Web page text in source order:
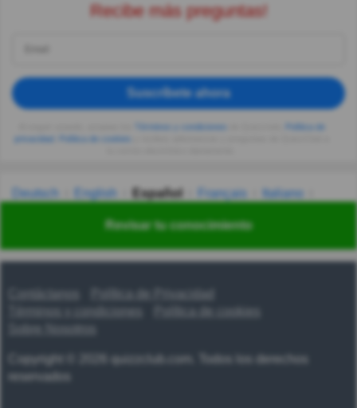
Revisar tu conocimiento
Recibe más preguntas!
Suscríbete ahora
Deutsch English Español Français
Italiano
Українська हिन्दी 한국어 汉语
Contáctanos
Política de Privacidad
Términos y condiciones
Copyright © 2026 quizzclub.com. Todos los derechos
reservados